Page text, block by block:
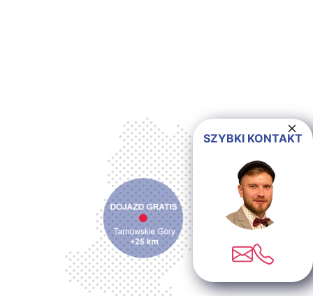
SZYBKI KONTAKT